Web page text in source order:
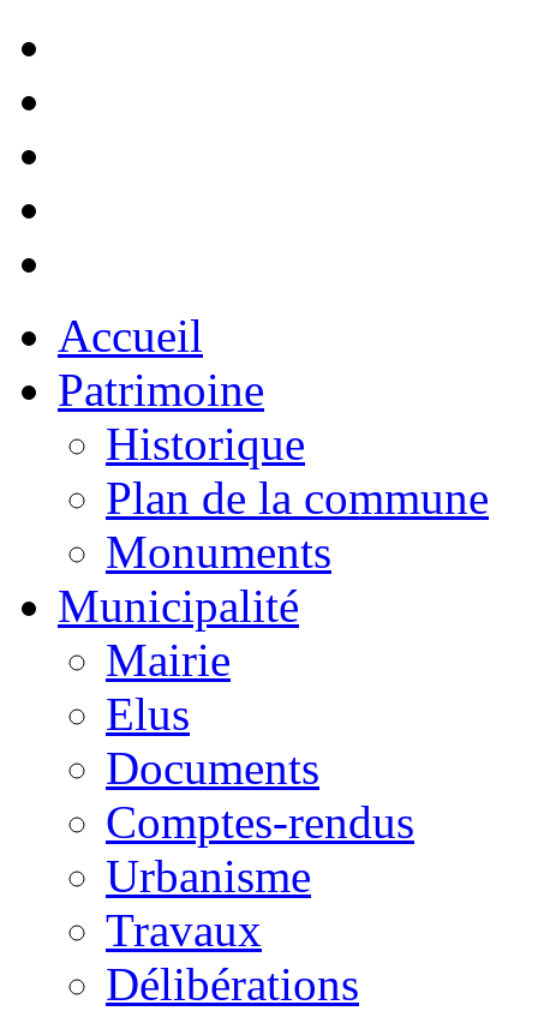
Accueil
Patrimoine
Historique
Plan de la commune
Monuments
Municipalité
Mairie
Elus
Documents
Comptes-rendus
Urbanisme
Travaux
Délibérations